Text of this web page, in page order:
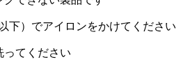
下）でアイロンをかけてください
ってください